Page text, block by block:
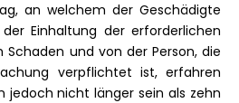
an welchem der Geschädigte
Einhaltung der erforderlichen
und von der Person, die
verpflichtet ist, erfahren
jedoch nicht länger sein als zehn